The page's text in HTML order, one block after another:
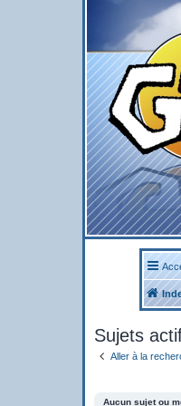
Sujets
Aller à la
Aucun sujet ou